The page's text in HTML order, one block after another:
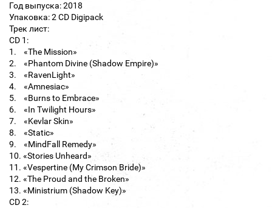
Год выпуска: 2018
Упаковка: 2 CD Digipack
Трек лист:
CD 1:
1. «The Mission»
2. «Phantom Divine (Shadow Empire)»
3. «RavenLight»
4. «Amnesiac»
5. «Burns to Embrace»
6. «In Twilight Hours»
7. «Kevlar Skin»
8. «Static»
9. «MindFall Remedy»
10. «Stories Unheard»
11. «Vespertine (My Crimson Bride)»
12. «The Proud and the Broken»
13. «Ministrium (Shadow Key)»
CD 2: